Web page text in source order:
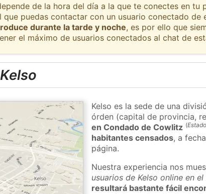
de la hora del día a la que te conectes en tu
que puedas contactar con un usuario conectado de
durante la tarde y noche, es por ello que
el máximo de usuarios conectados al chat de
Kelso es la sede de una
órden (capital de provincia,
en Condado de Cowlitz (
habitantes censados, a
página.
Nuestra experiencia nos
usuarios de Kelso online en
resultará bastante fácil